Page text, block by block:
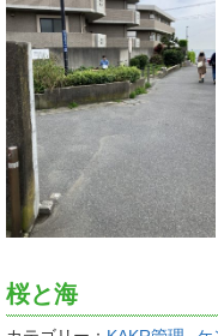
桜と海